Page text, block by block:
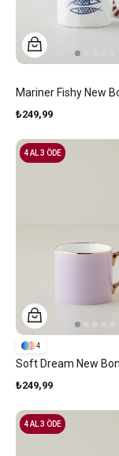
₺249,99
₺249,99
4
4 AL 3 ÖDE
4 AL 3 ÖDE